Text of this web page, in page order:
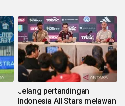
Jelang pertandingan
Indonesia All Stars melawan